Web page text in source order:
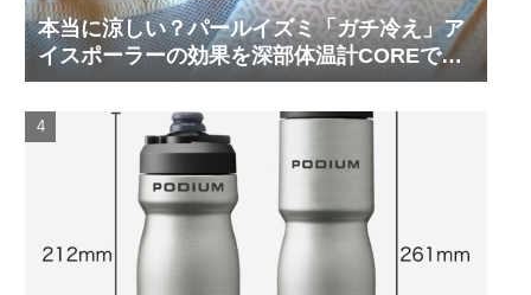
本当に涼しい？パールイズミ「ガチ冷え」ア
イスポーラーの効果を深部体温計COREで測
ってみた